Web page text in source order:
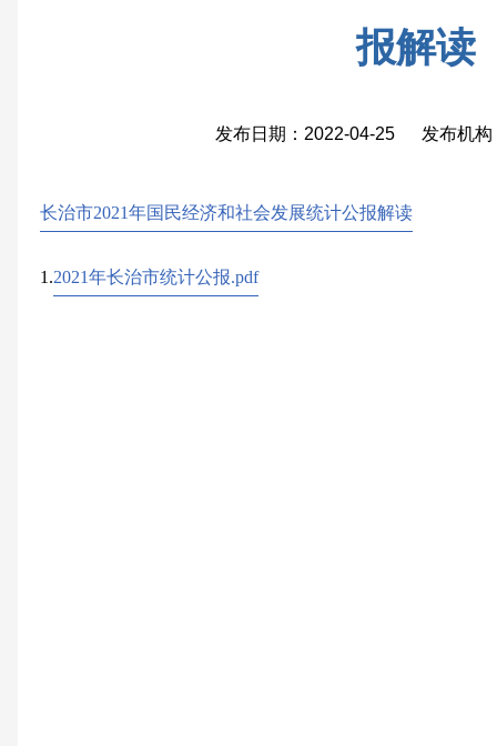
报解读
发布日期：2022-04-25 发布机构
长治市2021年国民经济和社会发展统计公报解读
1.2021年长治市统计公报.pdf